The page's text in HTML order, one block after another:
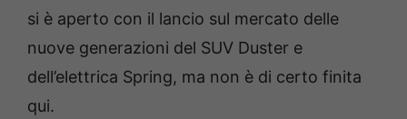
si è aperto con il lancio sul mercato delle
nuove generazioni del SUV Duster e
dell’elettrica Spring, ma non è di certo finita
qui.